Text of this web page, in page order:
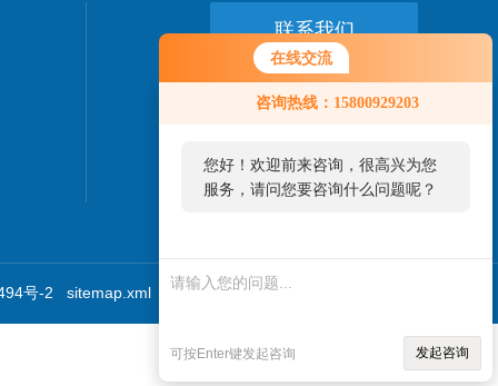
在线交流
咨询热线：15800929203
您好！欢迎前来咨询，很高兴为您
服务，请问您要咨询什么问题呢？
您好，看您停留很久了，是否找到
了需求产品，您可以直接在线与我
可按Enter键发起咨询 发起咨询
联系我们
24小时热线：
号-2 sitemap.xml 技术支持： 食品机械设备网